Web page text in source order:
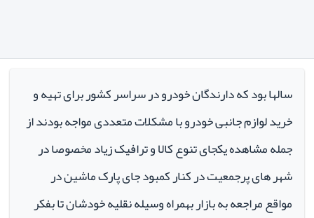
سالها بود که دارندگان خودرو در سراسر کشور برای تهیه و
خرید لوازم جانبی خودرو با مشکلات متعددی مواجه بودند از
جمله مشاهده یکجای تنوع کالا و ترافیک زیاد مخصوصا در
شهر های پرجمعیت در کنار کمبود جای پارک ماشین در
مواقع مراجعه به بازار بهمراه وسیله نقلیه خودشان تا بفکر